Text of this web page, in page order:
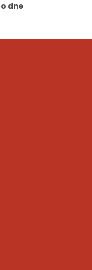
dne